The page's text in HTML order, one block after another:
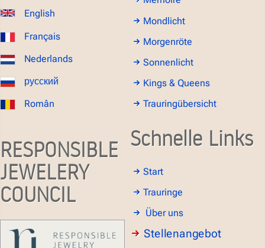
English
Français
Nederlands
русский
Român
RESPONSIBLE
JEWELERY
COUNCIL
Mondlicht
Morgenröte
Sonnenlicht
Kings & Queens
Trauringübersicht
Schnelle Links
Start
Trauringe
Über uns
Stellenangebot